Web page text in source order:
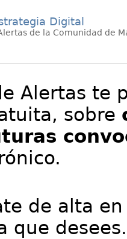
Digital
de la Comunidad de
Alertas te
sobre
de alta
que desees.